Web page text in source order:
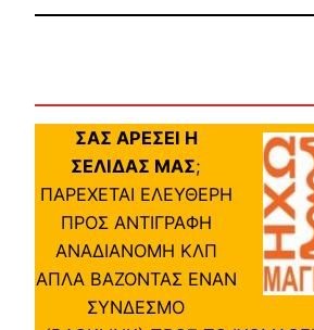
ΣΑΣ ΑΡΕΣΕΙ Η
ΣΕΛΙΔΑΣ ΜΑΣ;
ΠΑΡΕΧΕΤΑΙ ΕΛΕΥΘΕΡΗ
ΠΡΟΣ ΑΝΤΙΓΡΑΦΗ
ΑΝΑΔΙΑΝΟΜΗ ΚΛΠ
ΑΠΛΑ ΒΑΖΟΝΤΑΣ ΕΝΑΝ
ΣΥΝΔΕΣΜΟ